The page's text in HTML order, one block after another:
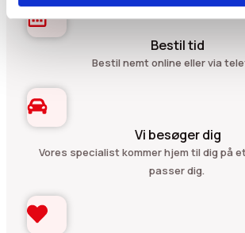
Bestil tid
Bestil nemt online eller via
Vi besøger dig
Vores specialist kommer hjem til dig på
passer dig. ​